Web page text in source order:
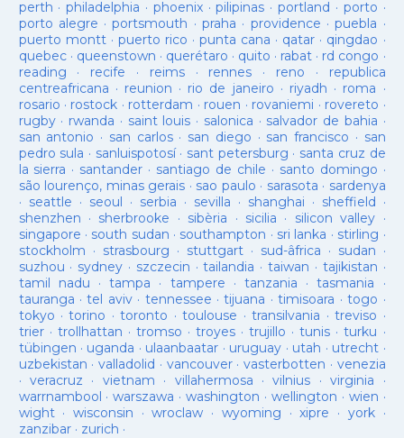
perth ·philadelphia · phoenix·pilipinas ·portland · porto ·
porto alegre ·portsmouth ·praha · providence ·puebla ·
puerto montt· puerto rico ·punta cana · qatar · qingdao ·
quebec· queenstown · querétaro · quito · rabat · rd congo ·
reading · recife · reims· rennes · reno · republica
centreafricana · reunion · rio de janeiro · riyadh · roma ·
rosario · rostock · rotterdam · rouen · rovaniemi · rovereto ·
rugby· rwanda · saint louis · salonica · salvador de bahia ·
san antonio · san carlos· san diego · san francisco · san
pedro sula · sanluispotosí· sant petersburg · santa cruz de
la sierra · santander · santiago de chile · santo domingo ·
são lourenço, minas gerais · sao paulo · sarasota · sardenya
· seattle · seoul · serbia · sevilla · shanghai · sheffield ·
shenzhen · sherbrooke · sibèria · sicilia · silicon valley ·
singapore · south sudan · southampton · sri lanka · stirling ·
stockholm · strasbourg · stuttgart· sud-âfrica · sudan ·
suzhou · sydney · szczecin ·tailandia ·taiwan · tajikistan ·
tamil nadu ·tampa · tampere · tanzania ·tasmania ·
tauranga ·tel aviv· tennessee ·tijuana ·timisoara ·togo ·
tokyo ·torino ·toronto ·toulouse ·transilvania ·treviso ·
trier· trollhattan · tromso · troyes·trujillo ·tunis ·turku ·
tübingen · uganda · ulaanbaatar · uruguay · utah · utrecht ·
uzbekistan · valladolid · vancouver· vasterbotten · venezia
· veracruz · vietnam · villahermosa ·vilnius ·virginia ·
warrnambool ·warszawa ·washington · wellington · wien ·
wight· wisconsin ·wroclaw · wyoming ·xipre · york·
zanzibar· zurich ·